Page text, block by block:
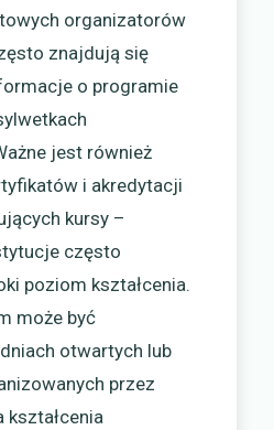
organizatorów
znajdują się
o programie
jest również
i akredytacji
kursy –
często
poziom kształcenia.
może być
otwartych lub
przez
kształcenia